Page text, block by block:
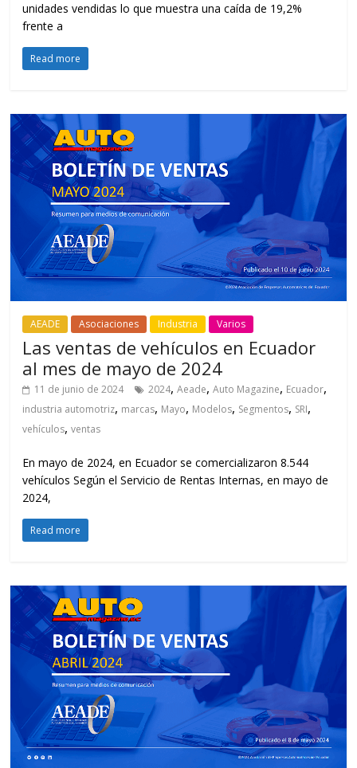
unidades vendidas lo que muestra una caída de 19,2%
frente a
Read more
AEADE Asociaciones Industria Varios
Las ventas de vehículos en Ecuador
al mes de mayo de 2024
11 de junio de 2024 2024,Aeade,Auto Magazine, Ecuador,
industria automotriz, marcas, Mayo, Modelos, Segmentos, SRI,
vehículos,ventas
En mayo de 2024, en Ecuador se comercializaron 8.544
vehículos Según el Servicio de Rentas Internas, en mayo de
2024,
Read more